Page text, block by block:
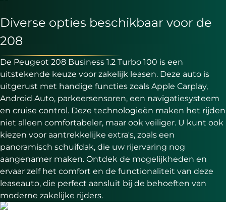
Diverse opties beschikbaar voor de
208
De Peugeot 208 Business 1.2 Turbo 100 is een
uitstekende keuze voor zakelijk leasen. Deze auto is
uitgerust met handige functies zoals Apple Carplay,
Android Auto, parkeersensoren, een navigatiesysteem
en cruise control. Deze technologieën maken het rijden
niet alleen comfortabeler, maar ook veiliger. U kunt ook
kiezen voor aantrekkelijke extra's, zoals een
panoramisch schuifdak, die uw rijervaring nog
aangenamer maken. Ontdek de mogelijkheden en
ervaar zelf het comfort en de functionaliteit van deze
leaseauto, die perfect aansluit bij de behoeften van
moderne zakelijke rijders.